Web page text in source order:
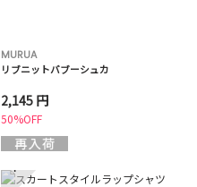
MURUA
リブニットバブーシュカ
2,145 円
50%OFF
4